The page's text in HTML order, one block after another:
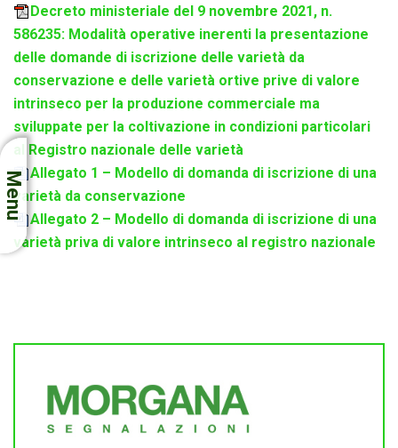
Menu
Decreto ministeriale del 9 novembre 2021, n.
586235: Modalità operative inerenti la presentazione
delle domande di iscrizione delle varietà da
conservazione e delle varietà ortive prive di valore
intrinseco per la produzione commerciale ma
sviluppate per la coltivazione in condizioni particolari
al Registro nazionale delle varietà
Allegato 1 – Modello di domanda di iscrizione di una
varietà da conservazione
Allegato 2 – Modello di domanda di iscrizione di una
varietà priva di valore intrinseco al registro nazionale